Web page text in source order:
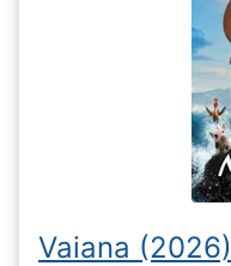
Vaiana (2026)